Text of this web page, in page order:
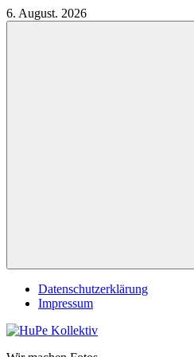
Zum
Inhalt
6. August. 2026
Datenschutzerklärung
Impressum